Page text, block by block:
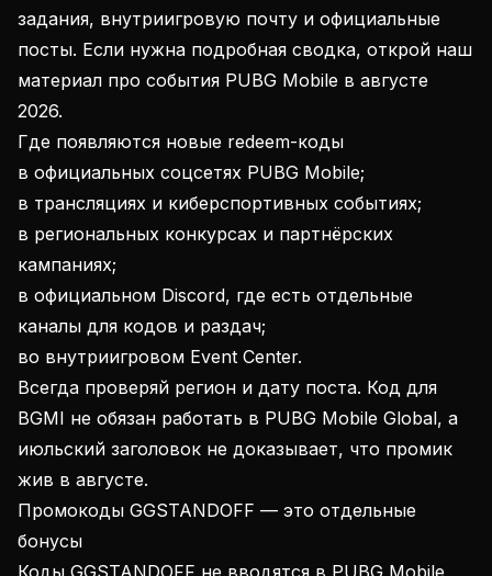
задания, внутриигровую почту и официальные
посты. Если нужна подробная сводка, открой наш
материал про события PUBG Mobile в августе
2026.
Где появляются новые redeem-коды
в официальных соцсетях PUBG Mobile;
в трансляциях и киберспортивных событиях;
в региональных конкурсах и партнёрских
кампаниях;
в официальном Discord, где есть отдельные
каналы для кодов и раздач;
во внутриигровом Event Center.
Всегда проверяй регион и дату поста. Код для
BGMI не обязан работать в PUBG Mobile Global, а
июльский заголовок не доказывает, что промик
жив в августе.
Промокоды GGSTANDOFF — это отдельные
бонусы
Коды GGSTANDOFF не вводятся в PUBG Mobile